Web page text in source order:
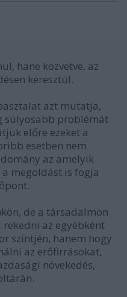
hane közvetve, az
keresztül.
azt mutatja,
súlyosabb problémát
előre ezeket a
esetben nem
az amelyik
a megoldást is fogja
de a társadalmon
az egyébként
szintjén, hanem hogy
az erőfirrásokat,
növekedés,